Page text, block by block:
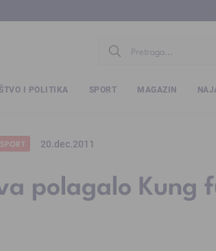
I POLITIKA SPORT MAGAZIN
SPORT 20.dec.2011
polagalo Kung